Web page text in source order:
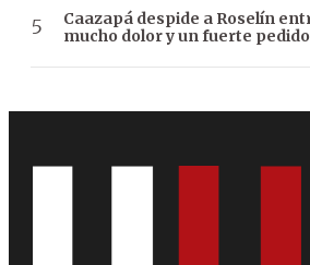
Caazapá despide a Roselín
mucho dolor y un fuerte